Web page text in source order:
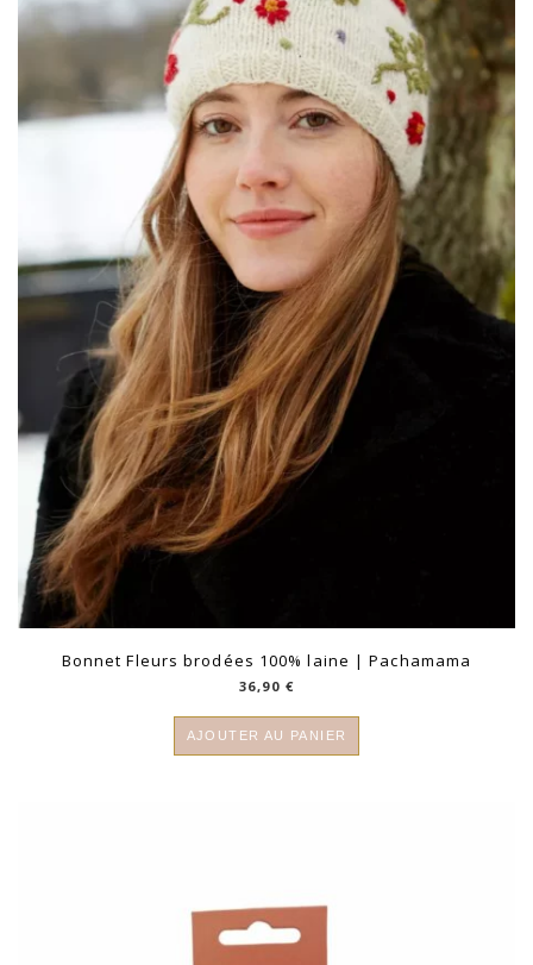
Bonnet Fleurs brodées 100% laine | Pachamama
36,90 €
AJOUTER AU PANIER